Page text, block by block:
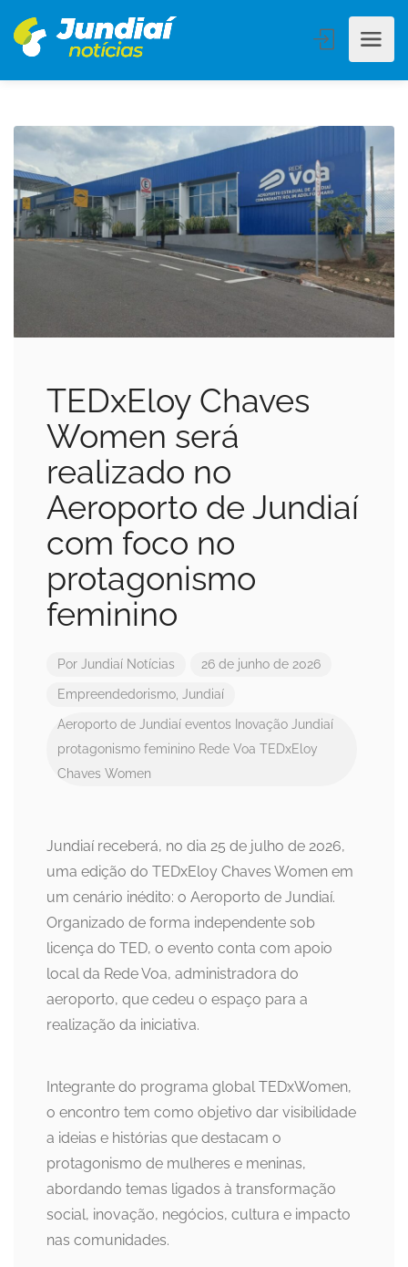
TEDxEloy Chaves
Women será
realizado no
Aeroporto de Jundiaí
com foco no
protagonismo
feminino
Por Jundiaí Notícias 26 de junho de 2026
Empreendedorismo, Jundiaí
Aeroporto de Jundiaí eventos Inovação Jundiaí
protagonismo feminino Rede Voa TEDxEloy
Chaves Women
Jundiaí receberá, no dia 25 de julho de 2026,
uma edição do TEDxEloy Chaves Women em
um cenário inédito: o Aeroporto de Jundiaí.
Organizado de forma independente sob
licença do TED, o evento conta com apoio
local da Rede Voa, administradora do
aeroporto, que cedeu o espaço para a
realização da iniciativa.
Integrante do programa global TEDxWomen,
o encontro tem como objetivo dar visibilidade
a ideias e histórias que destacam o
protagonismo de mulheres e meninas,
abordando temas ligados à transformação
social, inovação, negócios, cultura e impacto
nas comunidades.